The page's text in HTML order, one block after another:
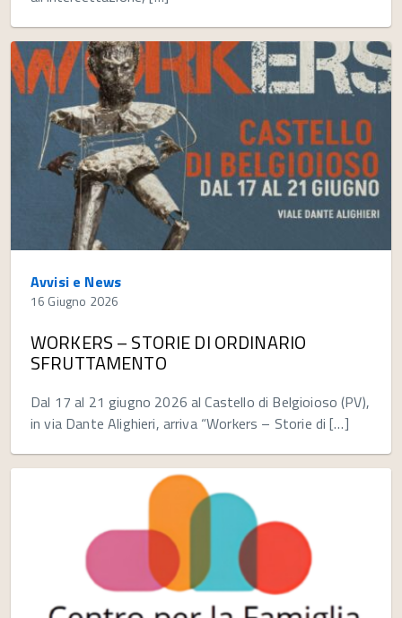
Avvisi e News
16 Giugno 2026
WORKERS – STORIE DI ORDINARIO
SFRUTTAMENTO
Dal 17 al 21 giugno 2026 al Castello di Belgioioso (PV),
in via Dante Alighieri, arriva “Workers – Storie di […]